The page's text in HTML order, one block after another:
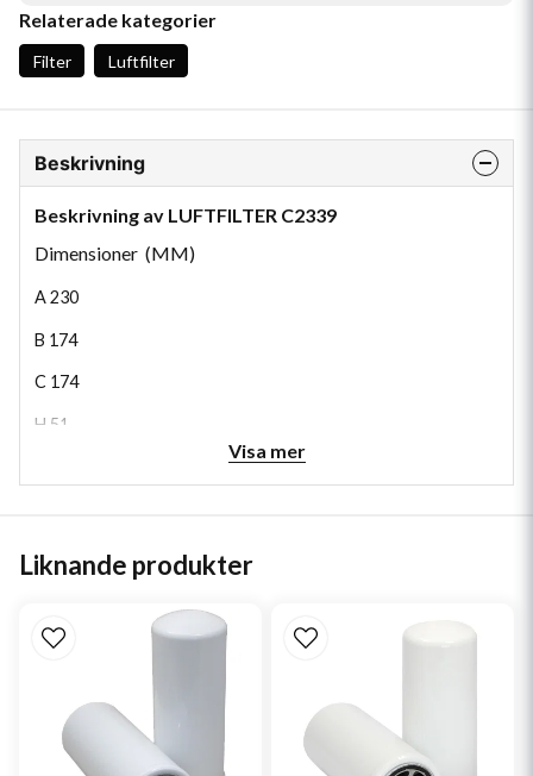
Relaterade kategorier
Filter Luftfilter
Beskrivning
Beskrivning av LUFTFILTER C2339
Dimensioner (MM)
A230
B 174
C 174
H 51
Visa mer
Liknande produkter